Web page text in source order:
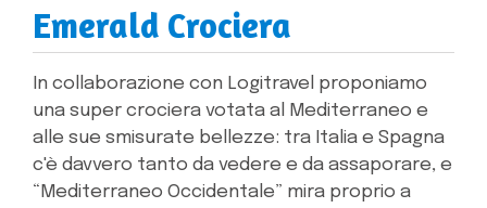
Emerald Crociera
In collaborazione con Logitravel proponiamo
una super crociera votata al Mediterraneo e
alle sue smisurate bellezze: tra Italia e Spagna
c'è davvero tanto da vedere e da assaporare, e
“Mediterraneo Occidentale” mira proprio a